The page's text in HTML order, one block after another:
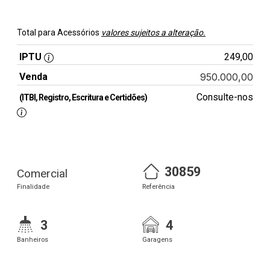
Total para Acessórios valores sujeitos a alteração.
IPTU
249,00
Venda
950.000,00
(ITBI, Registro, Escritura e Certidões) Consulte-nos
Comercial
Finalidade
30859
Referência
3
Banheiros
4
Garagens